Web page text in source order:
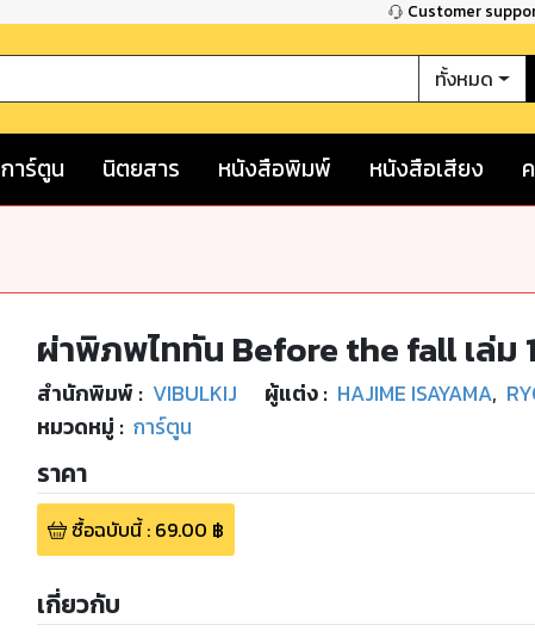
Customer
ทั้งหมด
การ์ตูน นิตยสาร หนังสือพิมพ์ หนังสือเสียง
ผ่าพิภพไททัน Before the fall เล่ม
สำนักพิมพ์ : VIBULKIJ ผู้แต่ง : HAJIME ISAYAMA,
หมวดหมู่ : การ์ตูน
ราคา
ซื้อฉบับนี้: 69.00 ฿
เกี่ยวกับ